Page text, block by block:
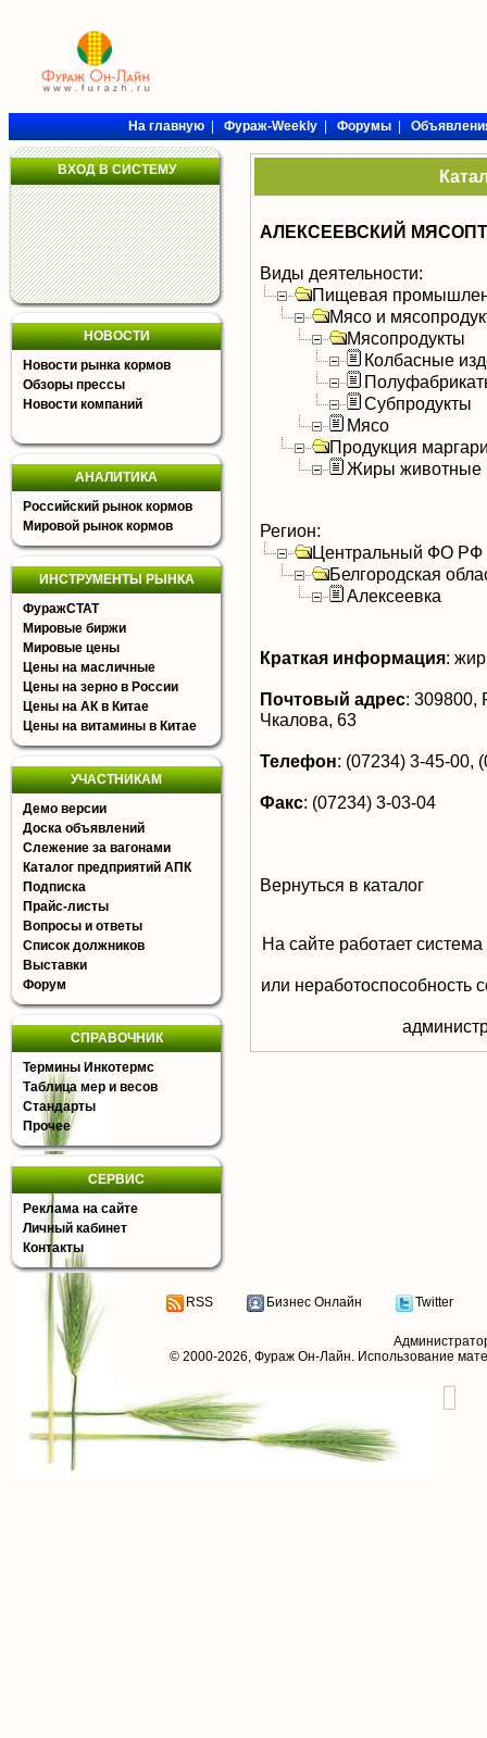
На главную|Фураж-Weekly|Форумы|
ВХОД В СИСТЕМУ
НОВОСТИ
Новости рынка кормов
Обзоры прессы
Новости компаний
АНАЛИТИКА
Российский рынок кормов
Мировой рынок кормов
ИНСТРУМЕНТЫ РЫНКА
ФуражСТАТ
Мировые биржи
Мировые цены
Цены на масличные
Цены на зерно в России
Цены на АК в Китае
Цены на витамины в Китае
УЧАСТНИКАМ
Демо версии
Доска объявлений
Слежение за вагонами
Каталог предприятий АПК
Подписка
Прайс-листы
Вопросы и ответы
Список должников
Выставки
Форум
СПРАВОЧНИК
Термины Инкотермс
Таблица мер и весов
Стандарты
Прочее
СЕРВИС
Реклама на сайте
Личный кабинет
Контакты
АЛЕКСЕЕВСКИЙ
Виды деятельности:
Пищевая
Мясо и
Мясопродукты
Колбасные
Субпродукты
Мясо
Продукция
Жиры животные
Регион:
Центральный ФО РФ
Белгородская
Алексеевка
Краткая информация:
Почтовый адрес: 309800,
Чкалова, 63
Телефон: (07234) 3-45-00,
Факс: (07234) 3-03-04
Вернуться в каталог
На сайте работает
или неработоспособность
RSS Бизнес Онлайн Twitter
© 2000-2026, Фураж Он-Лайн. Использование